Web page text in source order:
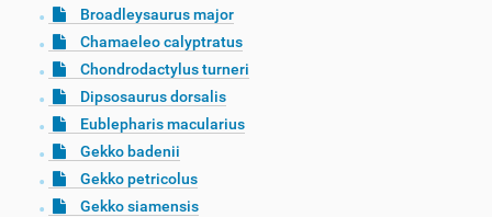
Broadleysaurus major
Chamaeleo calyptratus
Chondrodactylus turneri
Dipsosaurus dorsalis
Eublepharis macularius
Gekko badenii
Gekko petricolus
Gekko siamensis